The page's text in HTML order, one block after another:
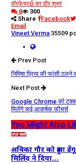
वॉरफेयरÓ का दौर शुरू!
0
300
Share
Facebook
Email
Vineet Verma 35509
Prev Post
निमिषा प्रिया की फांसी टलने
Next Post
Google Chrome को
मिलेंगे कई आकर्षक फीचर्स
You Might Also
ताज़ा खबरें
अविका गौर को हुआ
मिलिंद ने दिया…